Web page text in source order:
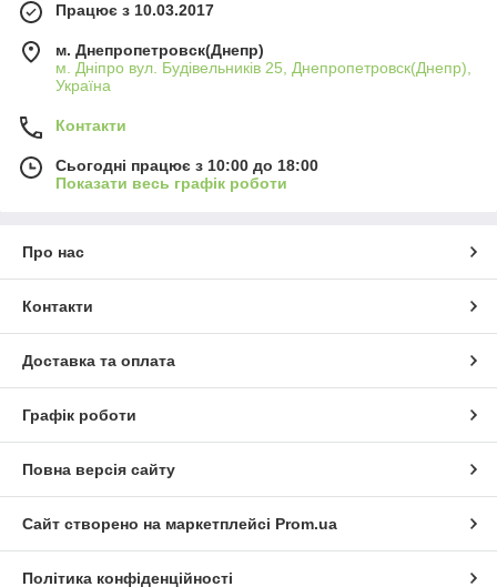
Працює з 10.03.2017
м. Днепропетровск(Днепр)
м. Дніпро вул. Будівельників 25, Днепропетровск(Днепр),
Україна
Контакти
Сьогодні працює з 10:00 до 18:00
Показати весь графік роботи
Про нас
Контакти
Доставка та оплата
Графік роботи
Повна версія сайту
Сайт створено на маркетплейсі Prom.ua
Політика конфіденційності